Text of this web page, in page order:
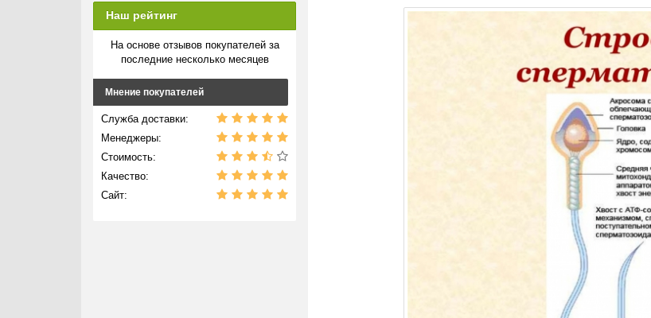
Наш рейтинг
На основе отзывов покупателей за
последние несколько месяцев
Мнение покупателей
Служба доставки:
Менеджеры:
Стоимость:
Качество:
Сайт: